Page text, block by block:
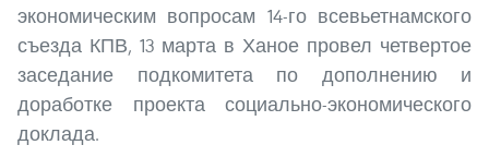
экономическим вопросам 14-го всевьетнамского
съезда КПВ, 13 марта в Ханое провел четвертое
заседание подкомитета по дополнению и
доработке проекта социально-экономического
доклада.